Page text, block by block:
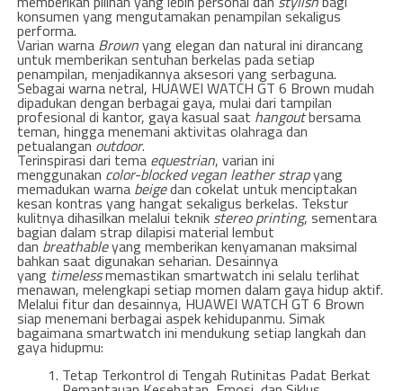
konsumen yang mengutamakan penampilan sekaligus
performa.
Varian warna Brownyang elegan dan natural ini dirancang
untuk memberikan sentuhan berkelas pada setiap
penampilan, menjadikannya aksesori yang serbaguna.
Sebagai warna netral, HUAWEI WATCH GT 6 Brown mudah
dipadukan dengan berbagai gaya, mulai dari tampilan
profesional di kantor, gaya kasual saat hangoutbersama
teman, hingga menemani aktivitas olahraga dan
petualanganoutdoor.
Terinspirasi dari tema equestrian, varian ini
menggunakan color-blocked vegan leather strapyang
memadukan warna beigedan cokelat untuk menciptakan
kesan kontras yang hangat sekaligus berkelas. Tekstur
kulitnya dihasilkan melalui teknik stereo printing, sementara
bagian dalam strap dilapisi material lembut
dan breathableyang memberikan kenyamanan maksimal
bahkan saat digunakan seharian. Desainnya
yang timelessmemastikan smartwatch ini selalu terlihat
menawan, melengkapi setiap momen dalam gaya hidup aktif.
Melalui fitur dan desainnya, HUAWEI WATCH GT 6 Brown
siap menemani berbagai aspek kehidupanmu. Simak
bagaimana smartwatch ini mendukung setiap langkah dan
gaya hidupmu:
Tetap Terkontrol di Tengah Rutinitas Padat Berkat